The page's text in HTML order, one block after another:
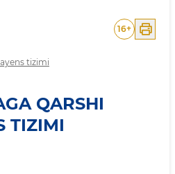
tizimi
16+
QARSHI
TIZIMI